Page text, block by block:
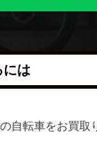
には
自転車をお買取